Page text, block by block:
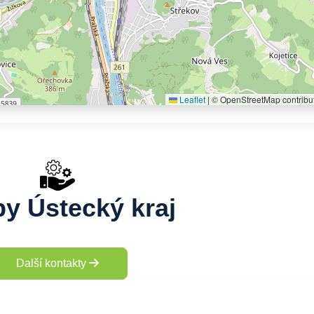
Leaflet | © OpenStreetMap
Ústecký kraj
Další kontakty